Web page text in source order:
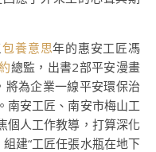
包養意思年的惠安工匠馮
總監，出書2部平安漫畫
為企業一線平安環保治
南安工匠、南安市梅山工
個人工作教導，打算深化
建“工匠任張水瓶在地下